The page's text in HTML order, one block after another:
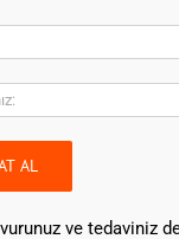
ve tedaviniz